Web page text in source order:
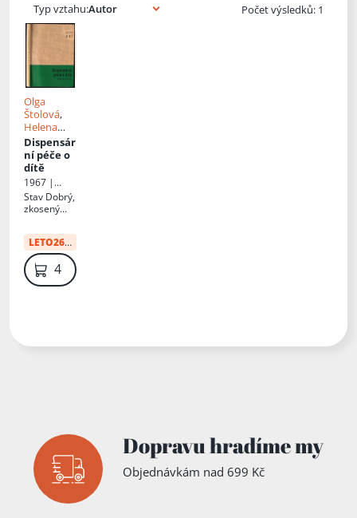
Typ vztahu:
Počet výsledků: 1
Olga
Štolová,
Helena
Dufková
Dispensár
ní péče o
dítě
1967 |
Státní
zdravotnick
tví
Stav Dobrý,
zkosený
částečně
odlepený
od kn. bloku
LETO26
:34 Kč
49 Kč
Dopravu hradíme my
Objednávkám nad 699 Kč